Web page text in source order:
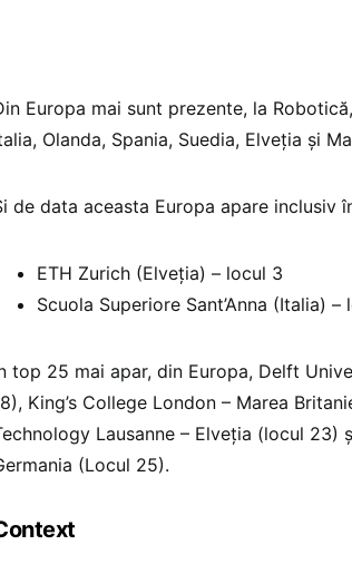
Europa mai sunt prezente, la
Olanda, Spania, Suedia, Elveția și
de data aceasta Europa apare inclusiv
ETH Zurich (Elveția) – locul 3
Scuola Superiore Sant’Anna (Italia) –
top 25 mai apar, din Europa, Delft
King’s College London – Marea
Lausanne – Elveția (locul 23)
(Locul 25).